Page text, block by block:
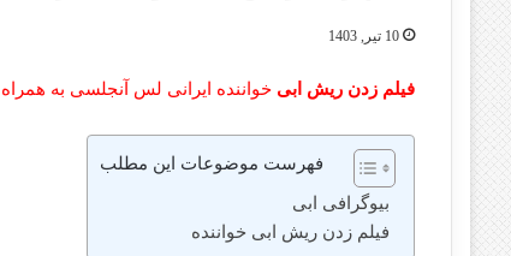
10 تیر, 1403
فیلم زدن ریش ابی خواننده ایرانی لس آنجلسی به
فهرست موضوعات این مطلب
بیوگرافی ابی
فیلم زدن ریش ابی خواننده